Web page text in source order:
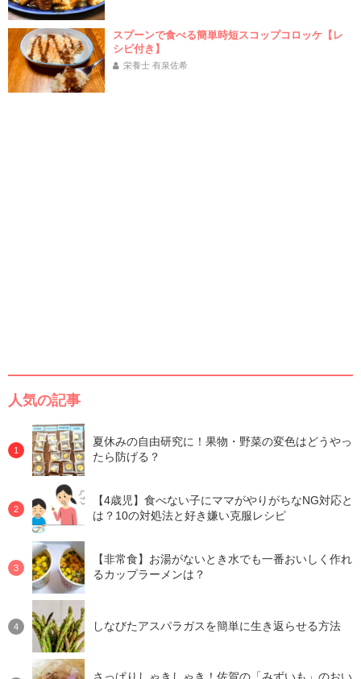
スプーンで食べる簡単時短スコップコロッケ【レ
シピ付き】
栄養士 有泉佐希
人気の記事
夏休みの自由研究に！果物・野菜の変色はどうやっ
たら防げる？
【4歳児】食べない子にママがやりがちなNG対応と
は？10の対処法と好き嫌い克服レシピ
【非常食】お湯がないとき水でも一番おいしく作れ
るカップラーメンは？
しなびたアスパラガスを簡単に生き返らせる方法